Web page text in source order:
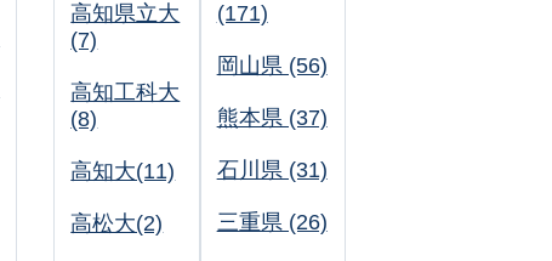
高知県立大
(7)
高知工科大
(8)
高知大(11)
高松大(2)
(171)
岡山県 (56)
熊本県 (37)
石川県 (31)
三重県 (26)